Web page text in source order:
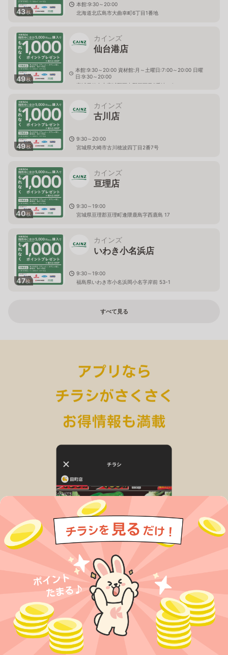
43枚
本館:9:30～20:00
北海道北広島市大曲幸町6丁目1番地
49枚
カインズ
仙台港店
本館:9:30～20:00 資材館:月～土曜日:7:00～20:00 日曜
日:9:30～20:00
宮城県仙台市宮城野区中野三丁目5番地の6
49枚
カインズ
古川店
9:30～20:00
宮城県大崎市古川穂波四丁目2番7号
40枚
カインズ
亘理店
9:30～19:00
宮城県亘理郡亘理町逢隈鹿島字西鹿島 17
47枚
カインズ
いわき小名浜店
9:30～19:00
福島県いわき市小名浜岡小名字岸前 53-1
すべて見る